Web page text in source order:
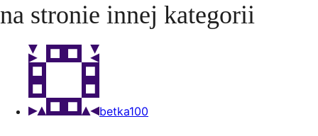
na stronie innej kategorii
betka100